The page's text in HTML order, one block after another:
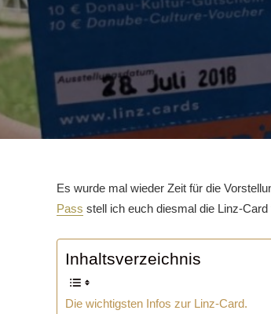
Es wurde mal wieder Zeit für die
Pass stell ich euch diesmal die Linz-
Inhaltsverzeichnis
Die wichtigsten Infos zur Linz-Card.